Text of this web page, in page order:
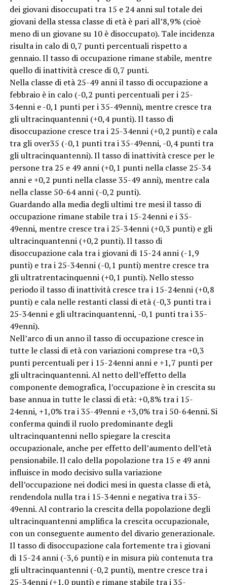
dei giovani disoccupati tra 15 e 24 anni sul totale dei
giovani della stessa classe di età è pari all’8,9% (cioè
meno di un giovane su 10 è disoccupato). Tale incidenza
risulta in calo di 0,7 punti percentuali rispetto a
gennaio. Il tasso di occupazione rimane stabile, mentre
quello di inattività cresce di 0,7 punti.
Nella classe di età 25-49 anni il tasso di occupazione a
febbraio è in calo (-0,2 punti percentuali per i 25-
34enni e -0,1 punti per i 35-49enni), mentre cresce tra
gli ultracinquantenni (+0,4 punti). Il tasso di
disoccupazione cresce tra i 25-34enni (+0,2 punti) e cala
tra gli over35 (-0,1 punti tra i 35-49enni, -0,4 punti tra
gli ultracinquantenni). Il tasso di inattività cresce per le
persone tra 25 e 49 anni (+0,1 punti nella classe 25-34
anni e +0,2 punti nella classe 35-49 anni), mentre cala
nella classe 50-64 anni (-0,2 punti).
Guardando alla media degli ultimi tre mesi il tasso di
occupazione rimane stabile tra i 15-24enni e i 35-
49enni, mentre cresce tra i 25-34enni (+0,3 punti) e gli
ultracinquantenni (+0,2 punti). Il tasso di
disoccupazione cala tra i giovani di 15-24 anni (-1,9
punti) e tra i 25-34enni (-0,1 punti) mentre cresce tra
gli ultratrentacinquenni (+0,1 punti). Nello stesso
periodo il tasso di inattività cresce tra i 15-24enni (+0,8
punti) e cala nelle restanti classi di età (-0,3 punti tra i
25-34enni e gli ultracinquantenni, -0,1 punti tra i 35-
49enni).
Nell’arco di un anno il tasso di occupazione cresce in
tutte le classi di età con variazioni comprese tra +0,3
punti percentuali per i 15-24enni anni e +1,7 punti per
gli ultracinquantenni. Al netto dell’effetto della
componente demografica, l’occupazione è in crescita su
base annua in tutte le classi di età: +0,8% tra i 15-
24enni, +1,0% tra i 35-49enni e +3,0% tra i 50-64enni. Si
conferma quindi il ruolo predominante degli
ultracinquantenni nello spiegare la crescita
occupazionale, anche per effetto dell’aumento dell’età
pensionabile. Il calo della popolazione tra 15 e 49 anni
influisce in modo decisivo sulla variazione
dell’occupazione nei dodici mesi in questa classe di età,
rendendola nulla tra i 15-34enni e negativa tra i 35-
49enni. Al contrario la crescita della popolazione degli
ultracinquantenni amplifica la crescita occupazionale,
con un conseguente aumento del divario generazionale.
Il tasso di disoccupazione cala fortemente tra i giovani
di 15-24 anni (-3,6 punti) e in misura più contenuta tra
gli ultracinquantenni (-0,2 punti), mentre cresce tra i
25-34enni (+1,0 punti) e rimane stabile tra i 35-